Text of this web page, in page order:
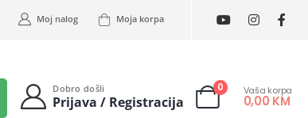
Moj nalog Moja korpa
Dobro došli
Prijava / Registracija
0 Vaša korpa
0,00 KM